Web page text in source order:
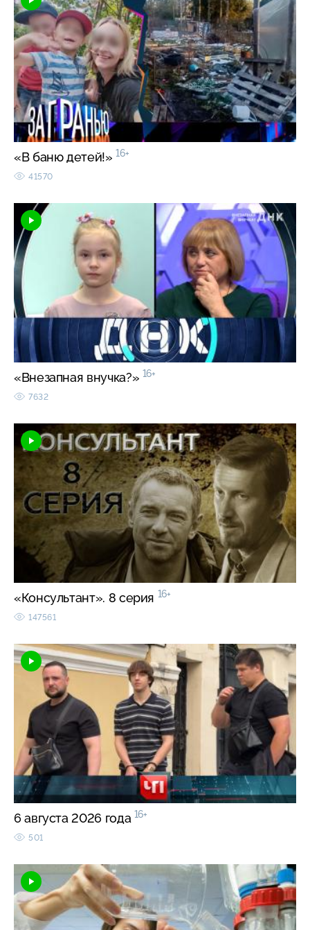
«В баню детей!» 16+
41570
«Внезапная внучка?» 16+
7632
«Консультант». 8 серия 16+
147561
6 августа 2026 года 16+
501